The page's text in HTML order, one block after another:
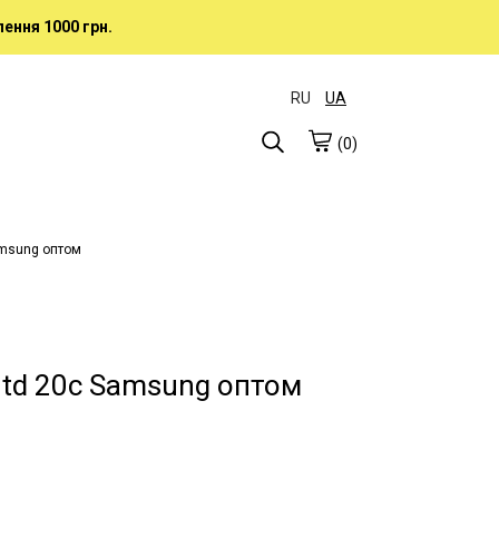
1000 грн.
RU UA
(0)
оптом
20c Samsung оптом